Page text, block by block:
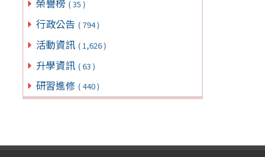
榮譽榜 ( 35 )
行政公告 ( 794 )
活動資訊 ( 1,626 )
升學資訊 ( 63 )
研習進修 ( 440 )